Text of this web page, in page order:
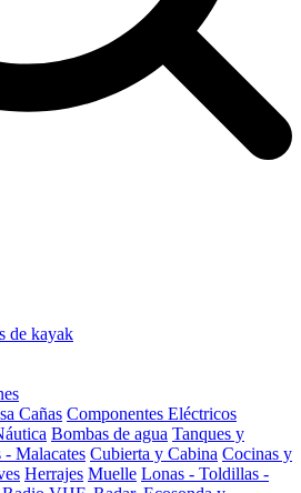
de kayak
Cañas Componentes Eléctricos
Bombas de agua Tanques y
- Malacates Cubierta y Cabina Cocinas y
Herrajes Muelle Lonas - Toldillas -